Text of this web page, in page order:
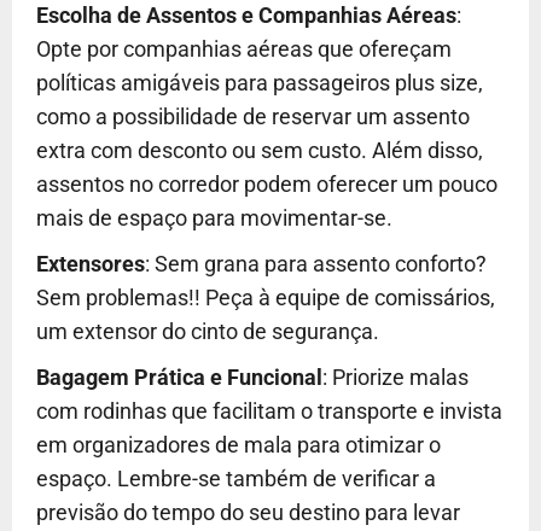
Escolha de Assentos e Companhias Aéreas:
Opte por companhias aéreas que ofereçam
políticas amigáveis para passageiros plus size,
como a possibilidade de reservar um assento
extra com desconto ou sem custo. Além disso,
assentos no corredor podem oferecer um pouco
mais de espaço para movimentar-se.
Extensores: Sem grana para assento conforto?
Sem problemas!! Peça à equipe de comissários,
um extensor do cinto de segurança.
Bagagem Prática e Funcional: Priorize malas
com rodinhas que facilitam o transporte e invista
em organizadores de mala para otimizar o
espaço. Lembre-se também de verificar a
previsão do tempo do seu destino para levar